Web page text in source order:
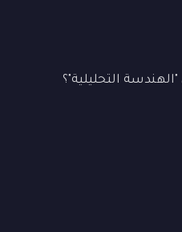
التحليلية"؟